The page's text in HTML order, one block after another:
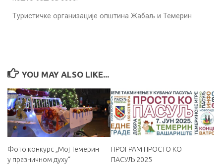
Туристичке организације општина Жабаљ и Темерин
YOU MAY ALSO LIKE...
Фото конкурс „Мој Темерин
у празничном духу“
ПРОГРАМ ПРОСТО КО
ПАСУЉ 2025